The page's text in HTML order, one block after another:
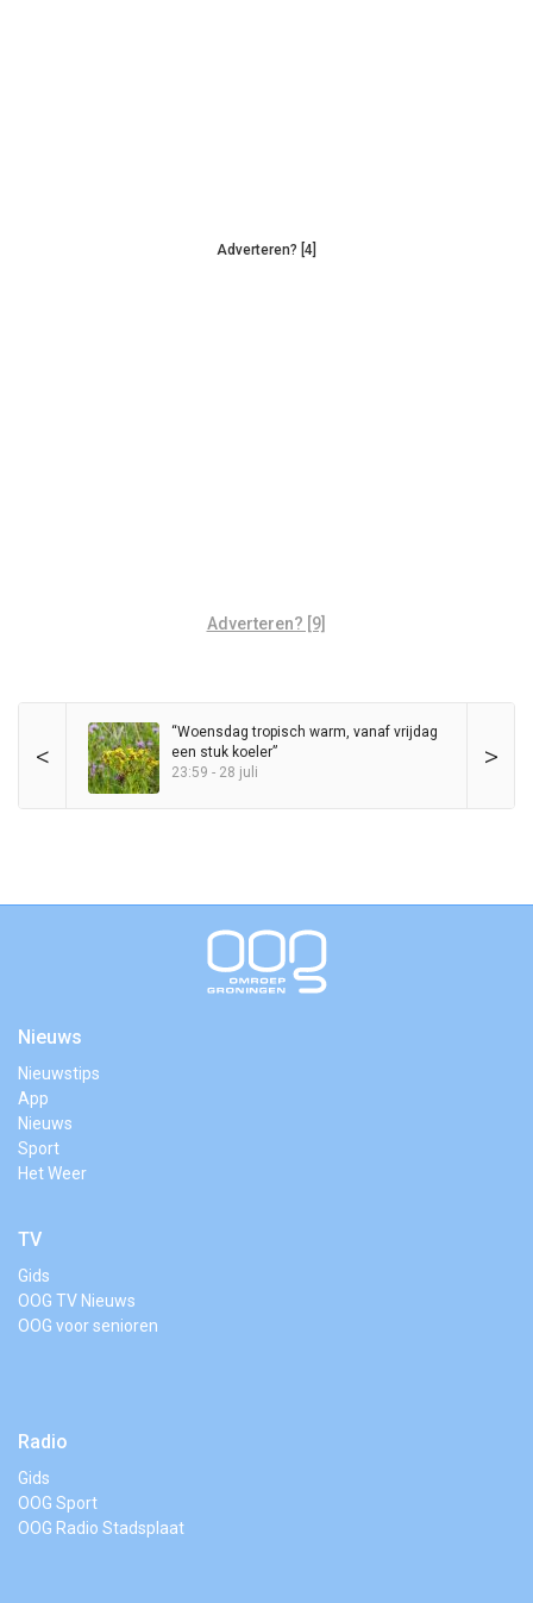
Adverteren? [4]
Adverteren? [9]
< >
“Woensdag tropisch warm, vanaf vrijdag
een stuk koeler”
23:59 - 28 juli
Nieuws
Nieuwstips
App
Nieuws
Sport
Het Weer
TV
Gids
OOG TV Nieuws
OOG voor senioren
Radio
Gids
OOG Sport
OOG Radio Stadsplaat